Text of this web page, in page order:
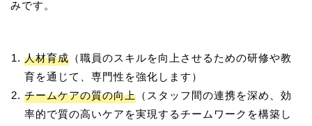
人材育成 （職員のスキルを向上させるための研修や教
育を通じて、専門性を強化します）
チームケアの質の向上 （スタッフ間の連携を深め、効
率的で質の高いケアを実現するチームワークを構築し